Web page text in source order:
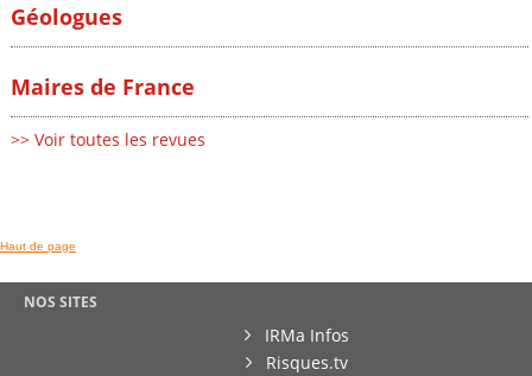
Géologues
Maires de France
>> Voir toutes les revues
Haut de page
NOS SITES
IRMa Infos
Risques.tv